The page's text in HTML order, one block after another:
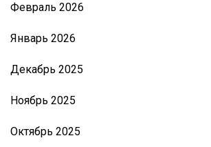
Февраль 2026
Январь 2026
Декабрь 2025
Ноябрь 2025
Октябрь 2025